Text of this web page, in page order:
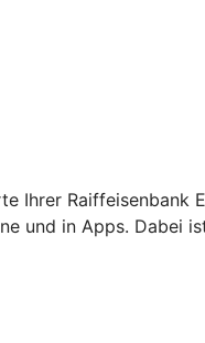
Ihrer
und in Apps. Dabei